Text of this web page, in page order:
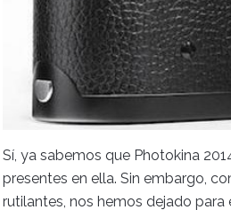
Sí, ya sabemos que Photokina
presentes en ella. Sin embargo,
rutilantes, nos hemos dejado para